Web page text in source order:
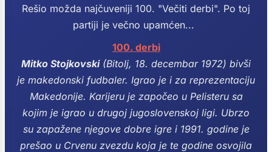
Rešio možda najčuveniji 100. "Večiti derbi". Po toj
partiji je večno upamćen...
100. derbi
Mitko Stojkovski(Bitolj, 18. decembar 1972) bivši
je makedonski fudbaler. Igrao je i za reprezentaciju
Makedonije. Karijeru je započeo u Pelisteru sa
kojim je igrao u drugoj jugoslovenskoj ligi. Ubrzo
su zapažene njegove dobre igre i 1991. godine je
prešao u Crvenu zvezdu koja je te godine osvojila